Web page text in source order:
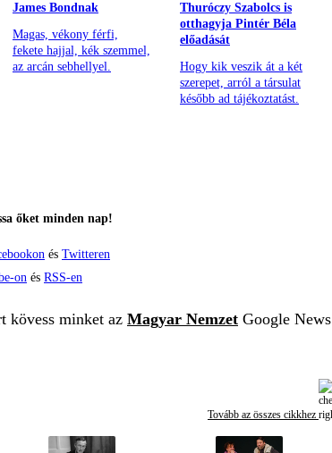
James Bondnak
Magas, vékony férfi,
fekete hajjal, kék szemmel,
az arcán sebhellyel.
Thuróczy Szabolcs is
otthagyja Pintér Béla
előadását
Hogy kik veszik át a két
szerepet, arról a társulat
később ad tájékoztatást.
őket minden nap!
és Twitteren
on és RSS-en
kövess minket az Magyar Nemzet Google News
Tovább az összes cikkhez